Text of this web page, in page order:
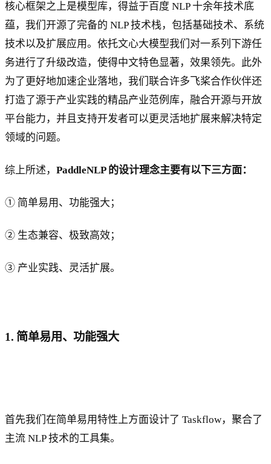
核心框架之上是模型库，得益于百度 NLP 十余年技术底
蕴，我们开源了完备的 NLP 技术栈，包括基础技术、系统
技术以及扩展应用。依托文心大模型我们对一系列下游任
务进行了升级改造，使得中文特色显著，效果领先。此外
为了更好地加速企业落地，我们联合许多飞桨合作伙伴还
打造了源于产业实践的精品产业范例库，融合开源与开放
平台能力，并且支持开发者可以更灵活地扩展来解决特定
领域的问题。
综上所述， PaddleNLP 的设计理念主要有以下三方面：
① 简单易用、功能强大；
② 生态兼容、极致高效；
③ 产业实践、灵活扩展。
1. 简单易用、功能强大
首先我们在简单易用特性上方面设计了 Taskflow，聚合了
主流 NLP 技术的工具集。